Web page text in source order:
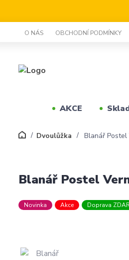
O NÁS OBCHODNÍ PODMÍNKY
AKCE
Dvoulůžka Blanář Postel
Blanář Postel
Novinka Akce Doprava